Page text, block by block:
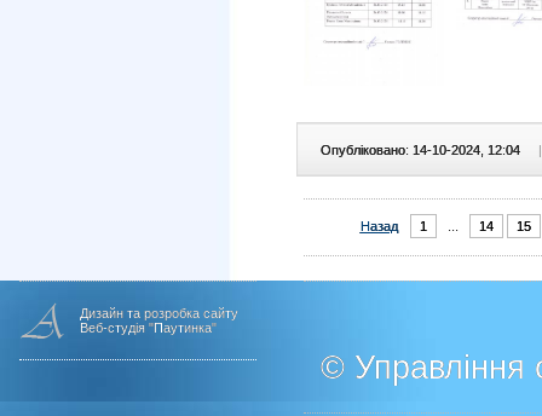
Опубліковано: 14-10-2024, 12:04 |
Назад 1 14 15
Дизайн та розробка сайту
Веб-студія "Паутинка"
© Управління